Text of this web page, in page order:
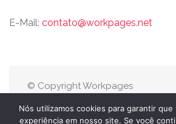
E-Mail: contato@workpages.net
© Copyright Workpages
Ltda • Todos os direitos
reservados.
Nós utilizamos cookies para garantir
experiência em nosso site. Se você